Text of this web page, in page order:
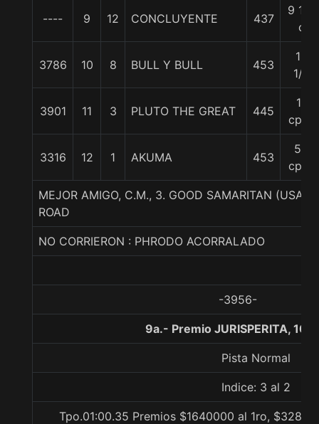
---- 9 12 CONCLUYENTE 437
9 1/2
c
3786 10 8 BULL Y BULL 453
10
1/2
3901 11 3 PLUTO THE GREAT 445
11
cpos
3316 12 1 AKUMA 453
50
cpos
MEJOR AMIGO, C.M., 3. GOOD SAMARITAN (USA)-
ROAD
NO CORRIERON : PHRODO ACORRALADO
-3956-
9a.- Premio JURISPERITA,
Pista Normal
Indice: 3 al 2
Tpo.01:00.35 Premios $1640000 al 1ro,